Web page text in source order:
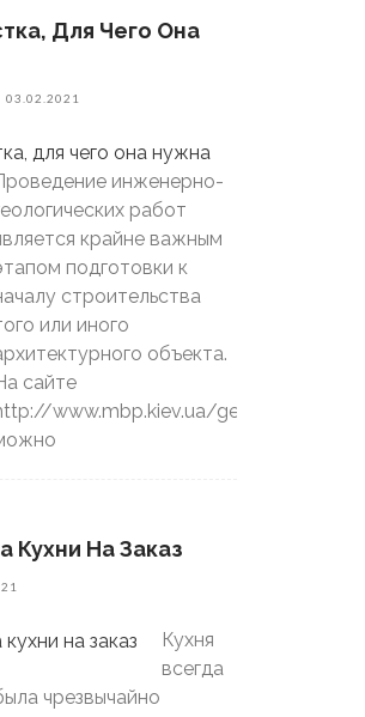
Для Чего Она
03.02.2021
инженерно-
работ
крайне важным
подготовки к
строительства
или иного
объекта.
сайте
www.mbp.kiev.ua/geology
Кухни На Заказ
Кухня
всегда
чрезвычайно